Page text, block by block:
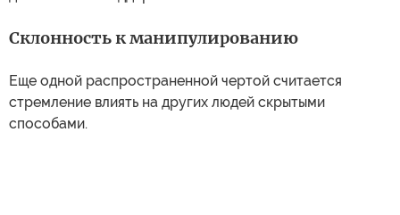
Склонность к манипулированию
Еще одной распространенной чертой считается
стремление влиять на других людей скрытыми
способами.